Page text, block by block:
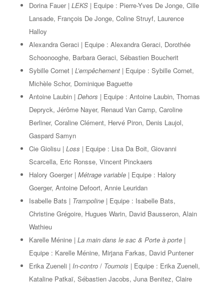
Dorina Fauer | LEKS | Equipe : Pierre-Yves De Jonge, Cille
Lansade, François De Jonge, Coline Struyf, Laurence
Halloy
Alexandra Geraci | Equipe : Alexandra Geraci, Dorothée
Schoonooghe, Barbara Geraci, Sébastien Boucherit
Sybille Cornet | L’empêchement | Equipe : Sybille Cornet,
Michèle Schor, Dominique Baguette
Antoine Laubin | Dehors | Equipe : Antoine Laubin, Thomas
Depryck, Jérôme Nayer, Renaud Van Camp, Caroline
Berliner, Coraline Clément, Hervé Piron, Denis Laujol,
Gaspard Samyn
Cie Giolisu | Loss | Equipe : Lisa Da Boit, Giovanni
Scarcella, Eric Ronsse, Vincent Pinckaers
Halory Goerger | Métrage variable | Equipe : Halory
Goerger, Antoine Defoort, Annie Leuridan
Isabelle Bats | Trampoline | Equipe : Isabelle Bats,
Christine Grégoire, Hugues Warin, David Bausseron, Alain
Wathieu
Karelle Ménine | La main dans le sac & Porte à porte |
Equipe : Karelle Ménine, Mirjana Farkas, David Puntener
Erika Zueneli | In-contro /Tournois | Equipe : Erika Zueneli,
Kataline Patkaï, Sébastien Jacobs, Juna Benitez, Claire